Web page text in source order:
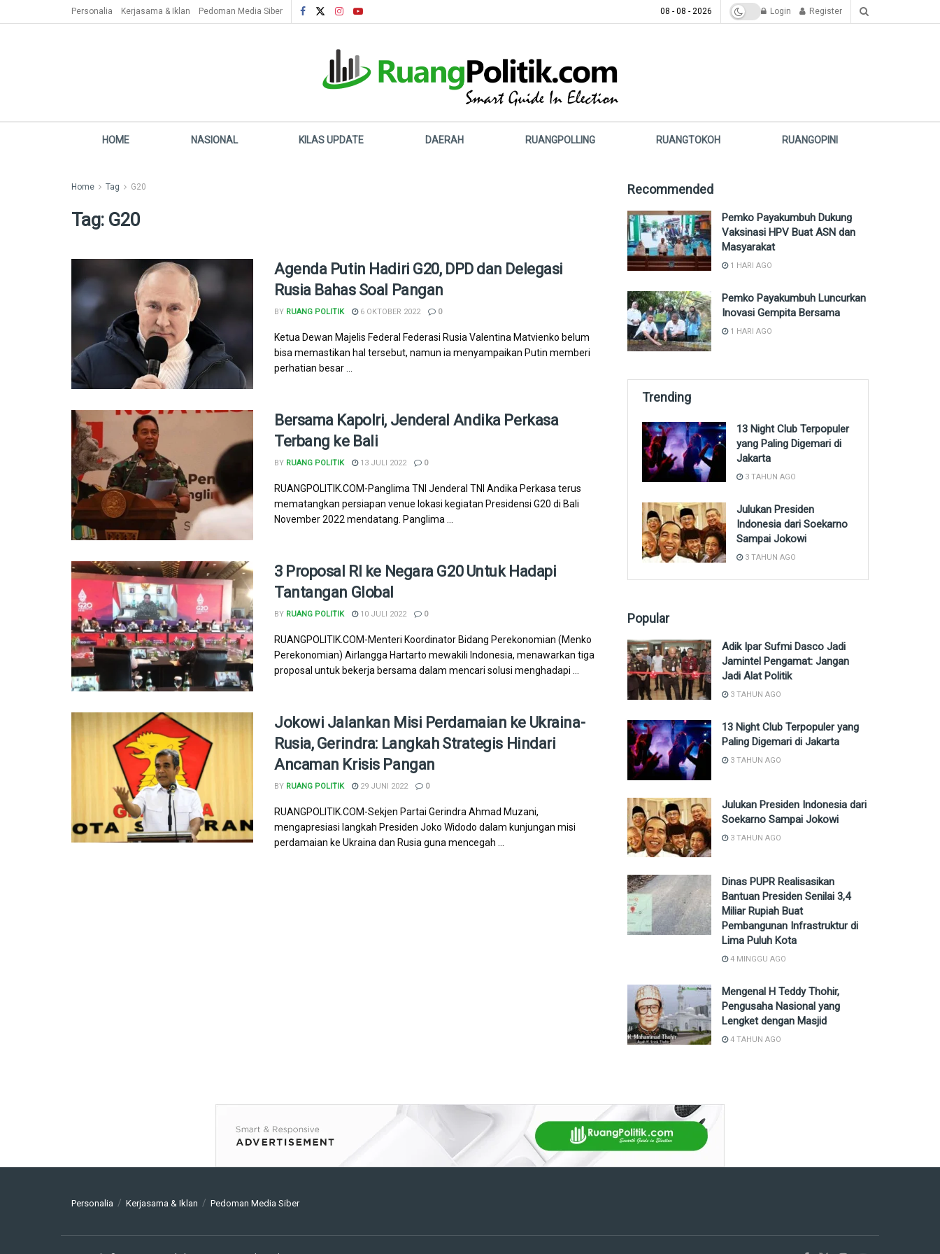
Personalia Kerjasama & Iklan Pedoman Media Siber 08 - 08 - 2026 Login Register
HOME NASIONAL KILAS UPDATE DAERAH RUANGPOLLING RUANGTOKOH RUANGOPINI
Home Tag G20
Tag: G20
Agenda Putin Hadiri G20, DPD dan Delegasi
Rusia Bahas Soal Pangan
BY RUANG POLITIK 6 OKTOBER 2022 0
Ketua Dewan Majelis Federal Federasi Rusia Valentina Matvienko belum
bisa memastikan hal tersebut, namun ia menyampaikan Putin memberi
perhatian besar ...
Bersama Kapolri, Jenderal Andika Perkasa
Terbang ke Bali
BY RUANG POLITIK 13 JULI 2022 0
RUANGPOLITIK.COM-Panglima TNI Jenderal TNI Andika Perkasa terus
mematangkan persiapan venue lokasi kegiatan Presidensi G20 di Bali
November 2022 mendatang. Panglima ...
3 Proposal RI ke Negara G20 Untuk Hadapi
Tantangan Global
BY RUANG POLITIK 10 JULI 2022 0
RUANGPOLITIK.COM-Menteri Koordinator Bidang Perekonomian (Menko
Perekonomian) Airlangga Hartarto mewakili Indonesia, menawarkan tiga
proposal untuk bekerja bersama dalam mencari solusi menghadapi ...
Jokowi Jalankan Misi Perdamaian ke Ukraina-
Rusia, Gerindra: Langkah Strategis Hindari
Ancaman Krisis Pangan
BY RUANG POLITIK 29 JUNI 2022 0
RUANGPOLITIK.COM-Sekjen Partai Gerindra Ahmad Muzani,
mengapresiasi langkah Presiden Joko Widodo dalam kunjungan misi
perdamaian ke Ukraina dan Rusia guna mencegah ...
Recommended
Pemko Payakumbuh Dukung
Vaksinasi HPV Buat ASN dan
Masyarakat
1 HARI AGO
Pemko Payakumbuh Luncurkan
Inovasi Gempita Bersama
1 HARI AGO
Trending
13 Night Club Terpopuler
yang Paling Digemari di
Jakarta
3 TAHUN AGO
Julukan Presiden
Indonesia dari Soekarno
Sampai Jokowi
3 TAHUN AGO
Popular
Adik Ipar Sufmi Dasco Jadi
Jamintel Pengamat: Jangan
Jadi Alat Politik
3 TAHUN AGO
13 Night Club Terpopuler yang
Paling Digemari di Jakarta
3 TAHUN AGO
Julukan Presiden Indonesia dari
Soekarno Sampai Jokowi
3 TAHUN AGO
Dinas PUPR Realisasikan
Bantuan Presiden Senilai 3,4
Miliar Rupiah Buat
Pembangunan Infrastruktur di
Lima Puluh Kota
4 MINGGU AGO
Mengenal H Teddy Thohir,
Pengusaha Nasional yang
Lengket dengan Masjid
4 TAHUN AGO
Personalia Kerjasama & Iklan Pedoman Media Siber